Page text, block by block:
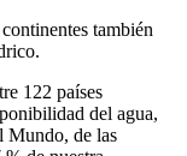
también
122 países
del agua,
Mundo, de las